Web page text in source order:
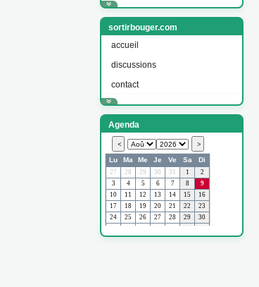
sortirbouger.com
accueil
discussions
contact
Agenda